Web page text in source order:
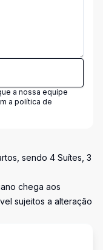
a nossa equipe
a política de
sendo 4 Suítes, 3
chega aos
sujeitos a alteração